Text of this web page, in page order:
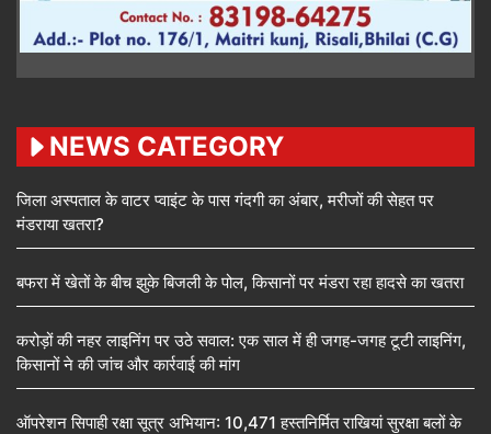
NEWS CATEGORY
जिला अस्पताल के वाटर प्वाइंट के पास गंदगी का अंबार, मरीजों की सेहत पर
मंडराया खतरा?
बफरा में खेतों के बीच झुके बिजली के पोल, किसानों पर मंडरा रहा हादसे का खतरा
करोड़ों की नहर लाइनिंग पर उठे सवाल: एक साल में ही जगह-जगह टूटी लाइनिंग,
किसानों ने की जांच और कार्रवाई की मांग
ऑपरेशन सिपाही रक्षा सूत्र अभियान: 10,471 हस्तनिर्मित राखियां सुरक्षा बलों के